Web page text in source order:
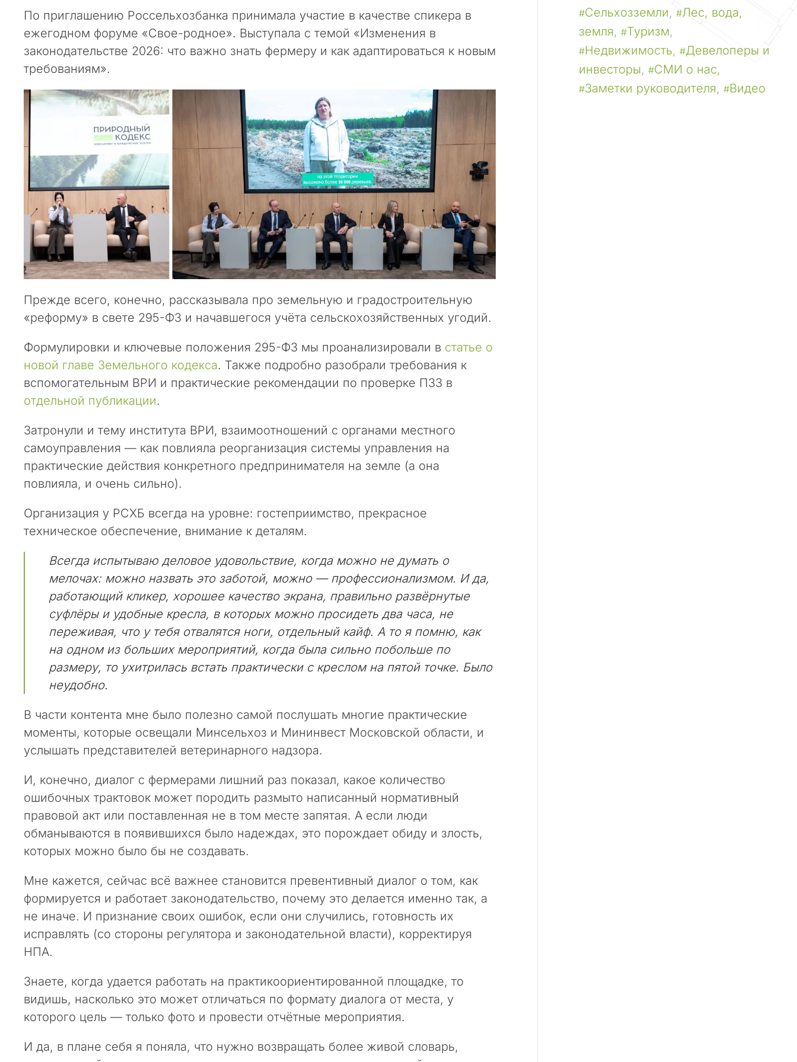
По приглашению Россельхозбанка принимала участие в качестве спикера в
ежегодном форуме «Свое-родное». Выступала с темой «Изменения в
законодательстве 2026: что важно знать фермеру и как адаптироваться к новым
требованиям».
Прежде всего, конечно, рассказывала про земельную и градостроительную
«реформу» в свете 295-ФЗ и начавшегося учёта сельскохозяйственных угодий.
Формулировки и ключевые положения 295-ФЗ мы проанализировали в статье о
новой главе Земельного кодекса. Также подробно разобрали требования к
вспомогательным ВРИ и практические рекомендации по проверке ПЗЗ в
отдельной публикации.
Затронули и тему института ВРИ, взаимоотношений с органами местного
самоуправления — как повлияла реорганизация системы управления на
практические действия конкретного предпринимателя на земле (а она
повлияла, и очень сильно).
Организация у РСХБ всегда на уровне: гостеприимство, прекрасное
техническое обеспечение, внимание к деталям.
Всегда испытываю деловое удовольствие, когда можно не думать о
мелочах: можно назвать это заботой, можно — профессионализмом. И да,
работающий кликер, хорошее качество экрана, правильно развёрнутые
суфлёры и удобные кресла, в которых можно просидеть два часа, не
переживая, что у тебя отвалятся ноги, отдельный кайф. А то я помню, как
на одном из больших мероприятий, когда была сильно побольше по
размеру, то ухитрилась встать практически с креслом на пятой точке. Было
неудобно.
В части контента мне было полезно самой послушать многие практические
моменты, которые освещали Минсельхоз и Мининвест Московской области, и
услышать представителей ветеринарного надзора.
И, конечно, диалог с фермерами лишний раз показал, какое количество
ошибочных трактовок может породить размыто написанный нормативный
правовой акт или поставленная не в том месте запятая. А если люди
обманываются в появившихся было надеждах, это порождает обиду и злость,
которых можно было бы не создавать.
Мне кажется, сейчас всё важнее становится превентивный диалог о том, как
формируется и работает законодательство, почему это делается именно так, а
не иначе. И признание своих ошибок, если они случились, готовность их
исправлять (со стороны регулятора и законодательной власти), корректируя
НПА.
Знаете, когда удается работать на практикоориентированной площадке, то
видишь, насколько это может отличаться по формату диалога от места, у
которого цель — только фото и провести отчётные мероприятия.
И да, в плане себя я поняла, что нужно возвращать более живой словарь,
#Сельхозземли, #Лес, вода,
земля, #Туризм,
#Недвижимость, #Девелоперы и
инвесторы, #СМИ о нас,
#Заметки руководителя, #Видео
а
р
т
н
е
р
ы
и
л
е
и
В
п
с
л
д
н
е
н
с
к
л
ь
о
м
л
ь
ы
й
с
а
й
т
о
с
а
л
т
н
о
в
о
к